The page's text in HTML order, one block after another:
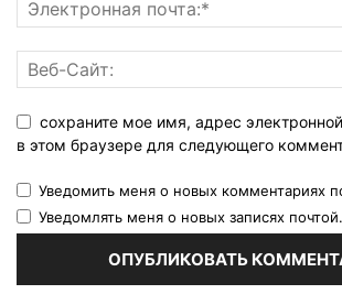
сохраните мое имя, адрес
в этом браузере для следующего
Уведомить меня о новых комментариях
Уведомлять меня о новых записях почтой.